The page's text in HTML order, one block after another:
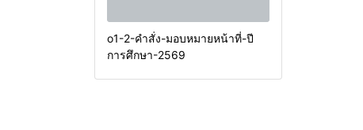
o1-2-คำสั่ง-มอบหมายหน้าที่-ปี
การศึกษา-2569